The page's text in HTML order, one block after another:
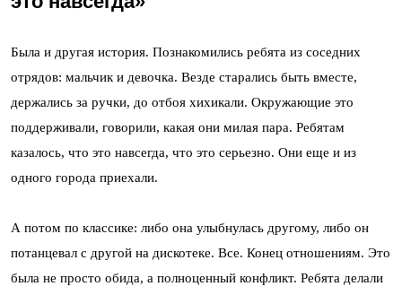
Была и другая история. Познакомились ребята из соседних
отрядов: мальчик и девочка. Везде старались быть вместе,
держались за ручки, до отбоя хихикали. Окружающие это
поддерживали, говорили, какая они милая пара. Ребятам
казалось, что это навсегда, что это серьезно. Они еще и из
одного города приехали.
А потом по классике: либо она улыбнулась другому, либо он
потанцевал с другой на дискотеке. Все. Конец отношениям. Это
была не просто обида, а полноценный конфликт. Ребята делали